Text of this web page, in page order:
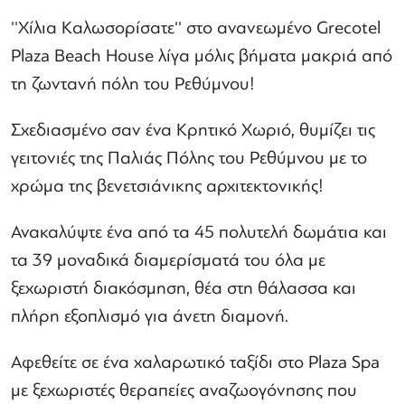
''Xίλια Kαλωσορίσατε'' στο ανανεωμένο Grecotel
Plaza Beach House λίγα μόλις βήματα μακριά από
τη ζωντανή πόλη του Ρεθύμνου!
Σχεδιασμένο σαν ένα Κρητικό Χωριό, θυμίζει τις
γειτονιές της Παλιάς Πόλης του Ρεθύμνου με το
χρώμα της βενετσιάνικης αρχιτεκτονικής!
Ανακαλύψτε ένα από τα 45 πολυτελή δωμάτια και
τα 39 μοναδικά διαμερίσματά του όλα με
ξεχωριστή διακόσμηση, θέα στη θάλασσα και
πλήρη εξοπλισμό για άνετη διαμονή.
Αφεθείτε σε ένα χαλαρωτικό ταξίδι στο Plaza Spa
με ξεχωριστές θεραπείες αναζωογόνησης που